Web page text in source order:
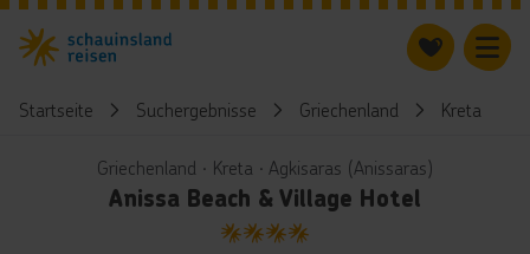
Startseite Suchergebnisse Griechenland Kreta
Griechenland ∙ Kreta ∙ Agkisaras (Anissaras)
Anissa Beach & Village Hotel
4